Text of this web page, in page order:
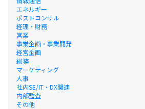
エネルギー
ポストコンサル
経理・財務
営業
事業企画・事業開発
経営企画
総務
マーケティング
人事
社内SE/IT・DX関連
内部監査
その他